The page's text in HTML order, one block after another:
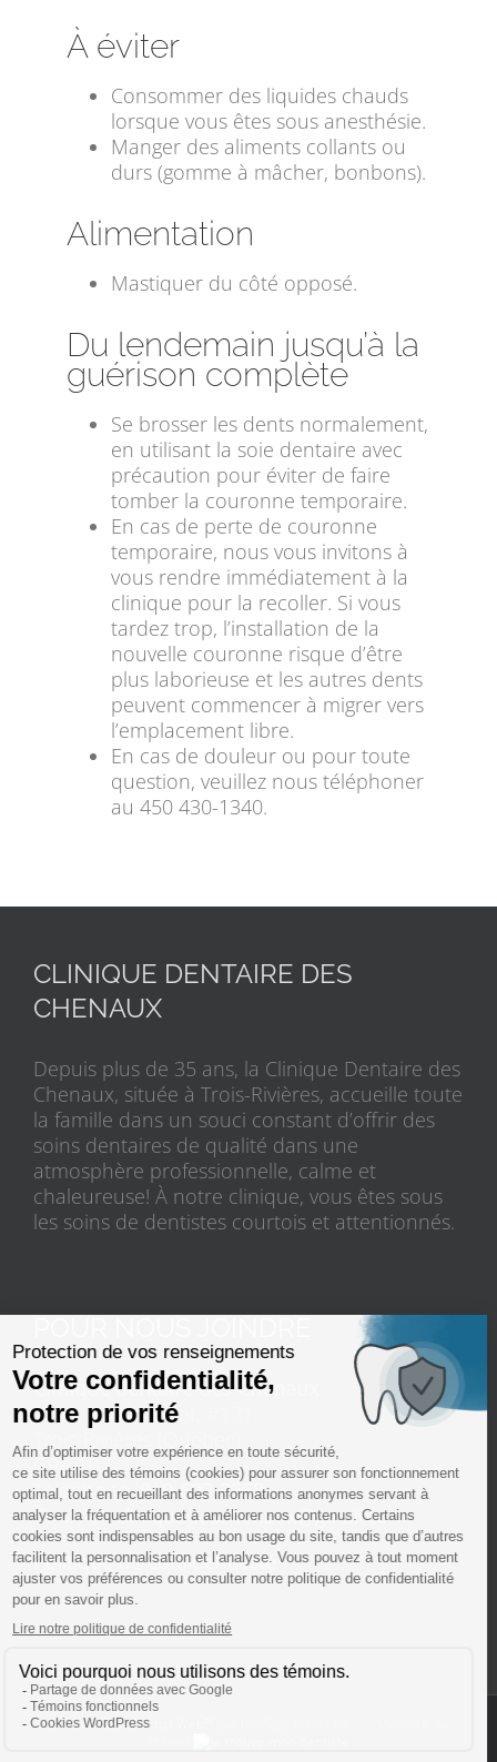
À éviter
Consommer des liquides chauds
lorsque vous êtes sous anesthésie.
Manger des aliments collants ou
durs (gomme à mâcher, bonbons).
Alimentation
Mastiquer du côté opposé.
Du lendemain jusqu’à la
guérison complète
Se brosser les dents normalement,
en utilisant la soie dentaire avec
précaution pour éviter de faire
tomber la couronne temporaire.
En cas de perte de couronne
temporaire, nous vous invitons à
vous rendre immédiatement à la
clinique pour la recoller. Si vous
tardez trop, l’installation de la
nouvelle couronne risque d’être
plus laborieuse et les autres dents
peuvent commencer à migrer vers
l’emplacement libre.
En cas de douleur ou pour toute
question, veuillez nous téléphoner
au 450 430-1340.
Clinique dentaire des Chenaux
1220, Jean-Nicolet, #121
Trois-Rivières (Québec)
G9A 1B2
Téléphone:819-693-3368
Courriel:cliniquedeschenaux@gmail.com
Politique de confidentialité
CLINIQUE DENTAIRE DES
CHENAUX
Depuis plus de 35 ans, la Clinique Dentaire des
Chenaux, située à Trois-Rivières, accueille toute
la famille dans un souci constant d’offrir des
soins dentaires de qualité dans une
atmosphère professionnelle, calme et
chaleureuse! À notre clinique, vous êtes sous
les soins de dentistes courtois et attentionnés.
Solution ServDentist Web™